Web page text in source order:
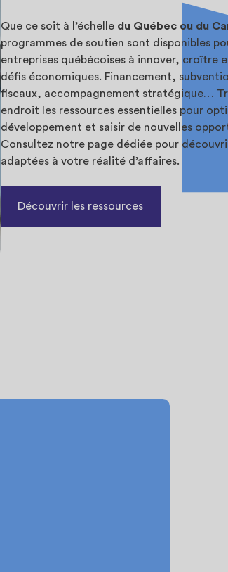
Que ce soit à l’échelle du Québec ou du
programmes de soutien sont disponibles
entreprises québécoises à innover, croître
défis économiques. Financement,
fiscaux, accompagnement stratégique…
endroit les ressources essentielles pour
développement et saisir de nouvelles
Consultez notre page dédiée pour
adaptées à votre réalité d’affaires.
Découvrir les ressources